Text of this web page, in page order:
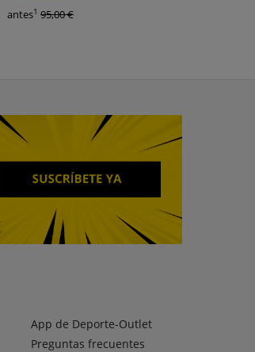
antes1 95,00 €
App de Deporte-Outlet
Preguntas frecuentes